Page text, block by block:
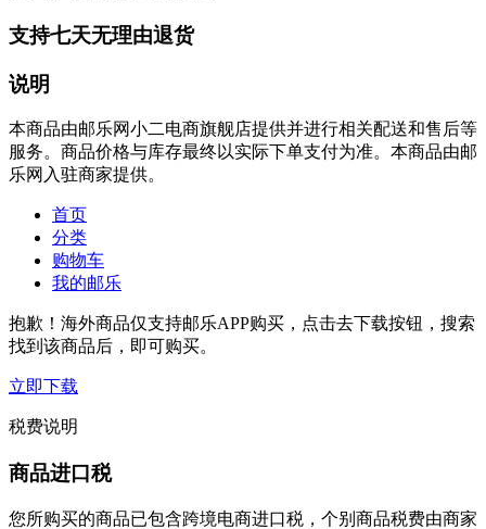
支持七天无理由退货
说明
本商品由邮乐网小二电商旗舰店提供并进行相关配送和售后等
服务。商品价格与库存最终以实际下单支付为准。本商品由邮
乐网入驻商家提供。
首页
分类
购物车
我的邮乐
抱歉！海外商品仅支持邮乐APP购买，点击去下载按钮，搜索
找到该商品后，即可购买。
立即下载
税费说明
商品进口税
您所购买的商品已包含跨境电商进口税，个别商品税费由商家